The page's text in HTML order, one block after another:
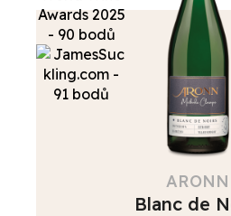
ARONN
Blanc de